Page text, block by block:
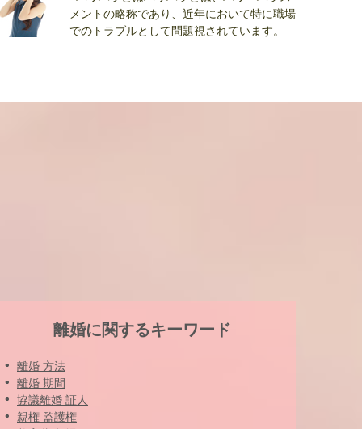
メントの略称であり、近年において特に職場
でのトラブルとして問題視されています。
離婚に関するキーワード
離婚 方法
離婚 期間
協議離婚 証人
親権 監護権